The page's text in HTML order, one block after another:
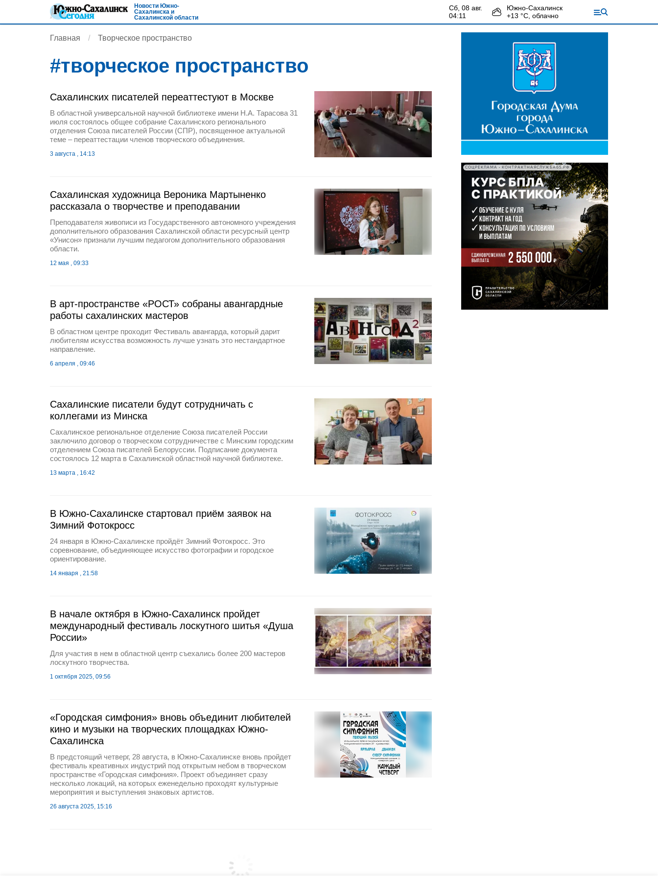
Новости Южно-
Сахалинска и
Сахалинской области
сб, 08 авг.
04:11
Южно-Сахалинск
+13 °С, облачно
Главная Творческое пространство
#творческое пространство
Сахалинских писателей переаттестуют в Москве
В областной универсальной научной библиотеке имени Н.А. Тарасова 31
июля состоялось общее собрание Сахалинского регионального
отделения Союза писателей России (СПР), посвященное актуальной
теме – переаттестации членов творческого объединения.
3 августа , 14:13
Сахалинская художница Вероника Мартыненко
рассказала о творчестве и преподавании
Преподавателя живописи из Государственного автономного учреждения
дополнительного образования Сахалинской области ресурсный центр
«Унисон» признали лучшим педагогом дополнительного образования
области.
12 мая , 09:33
В арт-пространстве «РОСТ» собраны авангардные
работы сахалинских мастеров
В областном центре проходит Фестиваль авангарда, который дарит
любителям искусства возможность лучше узнать это нестандартное
направление.
6 апреля , 09:46
Сахалинские писатели будут сотрудничать с
коллегами из Минска
Сахалинское региональное отделение Союза писателей России
заключило договор о творческом сотрудничестве с Минским городским
отделением Союза писателей Белоруссии. Подписание документа
состоялось 12 марта в Сахалинской областной научной библиотеке.
13 марта , 16:42
В Южно-Сахалинске стартовал приём заявок на
Зимний Фотокросс
24 января в Южно-Сахалинске пройдёт Зимний Фотокросс. Это
соревнование, объединяющее искусство фотографии и городское
ориентирование.
14 января , 21:58
В начале октября в Южно-Сахалинск пройдет
международный фестиваль лоскутного шитья «Душа
России»
Для участия в нем в областной центр съехались более 200 мастеров
лоскутного творчества.
1 октября 2025, 09:56
«Городская симфония» вновь объединит любителей
кино и музыки на творческих площадках Южно-
Сахалинска
В предстоящий четверг, 28 августа, в Южно-Сахалинске вновь пройдет
фестиваль креативных индустрий под открытым небом в творческом
пространстве «Городская симфония». Проект объединяет сразу
несколько локаций, на которых еженедельно проходят культурные
мероприятия и выступления знаковых артистов.
26 августа 2025, 15:16
СОЦРЕКЛАМА • КОНТРАКТНАЯСЛУЖБА65.РФ